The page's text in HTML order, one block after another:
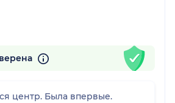
центр. Была впервые.